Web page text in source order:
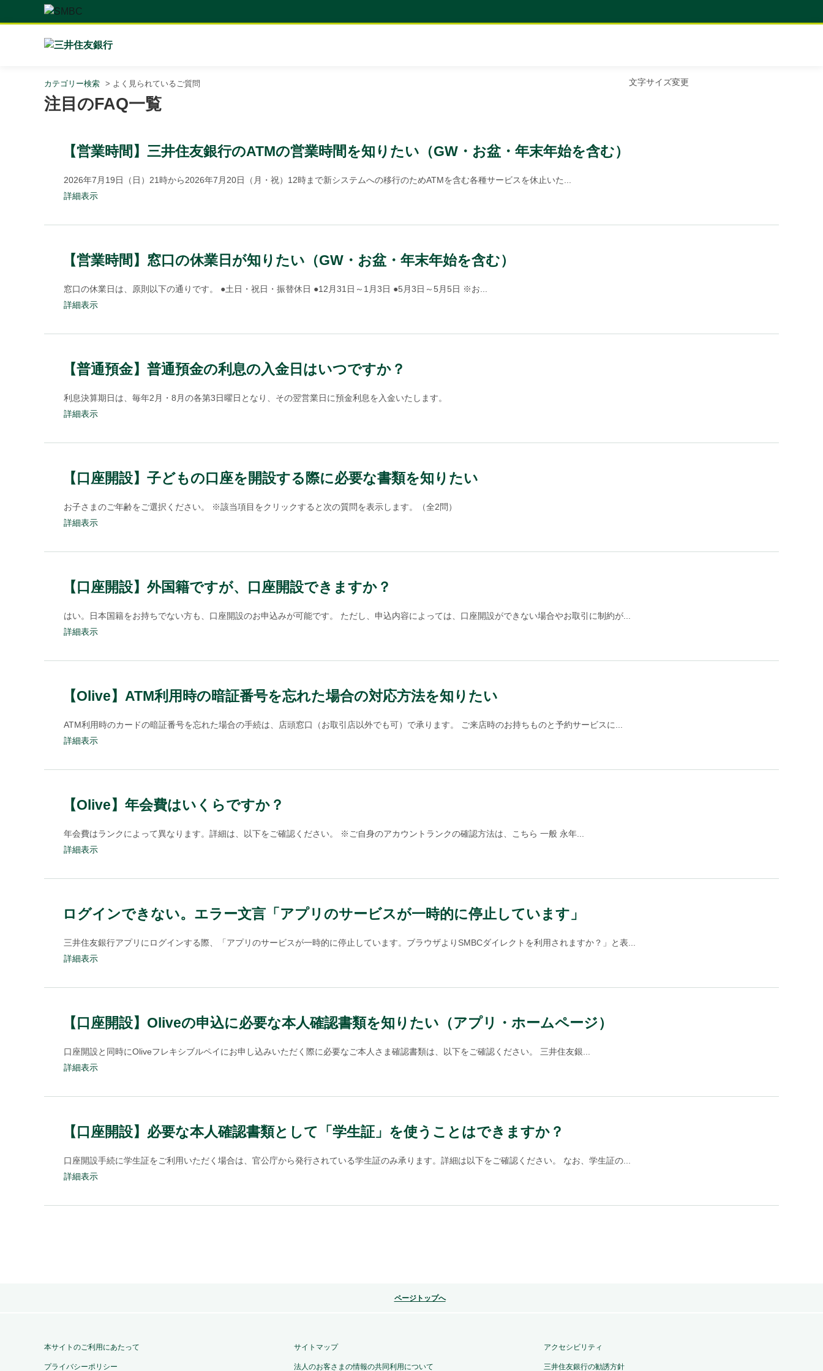
文字サイズ変更
カテゴリー検索 > よく見られているご質問
注目のFAQ一覧
【営業時間】三井住友銀行のATMの営業時間を知りたい（GW・お盆・年末年始を含む）
2026年7月19日（日）21時から2026年7月20日（月・祝）12時まで新システムへの移行のためATMを含む各種サービスを休止いた...
詳細表示
【営業時間】窓口の休業日が知りたい（GW・お盆・年末年始を含む）
窓口の休業日は、原則以下の通りです。 ●土日・祝日・振替休日 ●12月31日～1月3日 ●5月3日～5月5日 ※お...
詳細表示
【普通預金】普通預金の利息の入金日はいつですか？
利息決算期日は、毎年2月・8月の各第3日曜日となり、その翌営業日に預金利息を入金いたします。
詳細表示
【口座開設】子どもの口座を開設する際に必要な書類を知りたい
お子さまのご年齢をご選択ください。 ※該当項目をクリックすると次の質問を表示します。（全2問）
詳細表示
【口座開設】外国籍ですが、口座開設できますか？
はい。日本国籍をお持ちでない方も、口座開設のお申込みが可能です。 ただし、申込内容によっては、口座開設ができない場合やお取引に制約が...
詳細表示
【Olive】ATM利用時の暗証番号を忘れた場合の対応方法を知りたい
ATM利用時のカードの暗証番号を忘れた場合の手続は、店頭窓口（お取引店以外でも可）で承ります。 ご来店時のお持ちものと予約サービスに...
詳細表示
【Olive】年会費はいくらですか？
年会費はランクによって異なります。詳細は、以下をご確認ください。 ※ご自身のアカウントランクの確認方法は、こちら 一般 永年...
詳細表示
ログインできない。エラー文言「アプリのサービスが一時的に停止しています」
三井住友銀行アプリにログインする際、「アプリのサービスが一時的に停止しています。ブラウザよりSMBCダイレクトを利用されますか？」と表...
詳細表示
【口座開設】Oliveの申込に必要な本人確認書類を知りたい（アプリ・ホームページ）
口座開設と同時にOliveフレキシブルペイにお申し込みいただく際に必要なご本人さま確認書類は、以下をご確認ください。 三井住友銀...
詳細表示
【口座開設】必要な本人確認書類として「学生証」を使うことはできますか？
口座開設手続に学生証をご利用いただく場合は、官公庁から発行されている学生証のみ承ります。詳細は以下をご確認ください。 なお、学生証の...
詳細表示
ページトップへ
本サイトのご利用にあたって サイトマップ アクセシビリティ
プライバシーポリシー 法人のお客さまの情報の共同利用について 三井住友銀行の勧誘方針